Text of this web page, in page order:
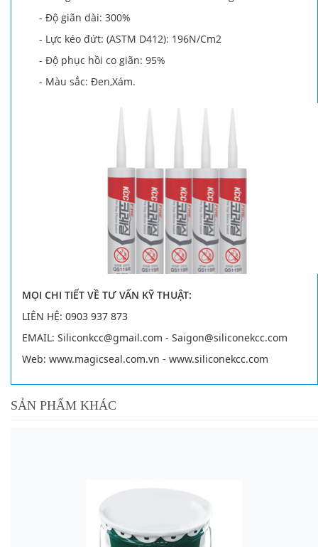
- Độ giãn dài: 300%
- Lực kéo đứt: (ASTM D412): 196N/Cm2
- Độ phục hồi co giãn: 95%
- Màu sắc: Đen,Xám.
MỌI CHI TIẾT VỀ TƯ VẤN KỸ THUẬT:
LIÊN HỆ: 0903 937 873
EMAIL: Siliconkcc@gmail.com - Saigon@siliconekcc.com
Web: www.magicseal.com.vn - www.siliconekcc.com
SẢN PHẨM KHÁC